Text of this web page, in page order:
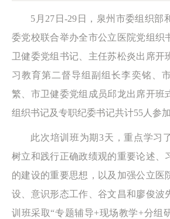
5月27日-29日，泉州市委组织部
委党校联合举办全市公立医院党组织
卫健委党组书记、主任苏松炎出席开
习教育第二督导组副组长李奕铭、
繁、市卫健委党组成员邱龙出席开班
组织书记及专职纪委书记共计55人参加
此次培训班为期3天，重点学习
树立和践行正确政绩观的重要论述、
的建设的重要思想，以及加强公立医
设、意识形态工作、谷文昌和廖俊波
训班采取“专题辅导+现场教学+分组